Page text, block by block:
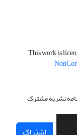
This work is
نشریه مشترک